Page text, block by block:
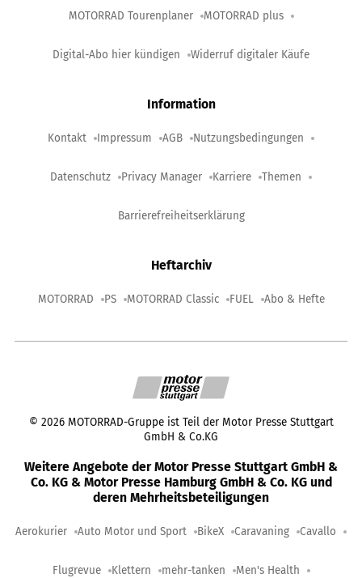
MOTORRAD Tourenplaner MOTORRAD plus
Digital-Abo hier kündigen Widerruf digitaler Käufe
Information
Kontakt Impressum AGB Nutzungsbedingungen
Datenschutz Privacy Manager Karriere Themen
Barrierefreiheitserklärung
Heftarchiv
MOTORRAD PS MOTORRAD Classic FUEL Abo & Hefte
© 2026 MOTORRAD-Gruppe ist Teil der Motor Presse Stuttgart
GmbH & Co.KG
Weitere Angebote der Motor Presse Stuttgart GmbH &
Co. KG & Motor Presse Hamburg GmbH & Co. KG und
deren Mehrheitsbeteiligungen
Aerokurier Auto Motor und Sport BikeX Caravaning Cavallo
Flugrevue Klettern mehr-tanken Men's Health